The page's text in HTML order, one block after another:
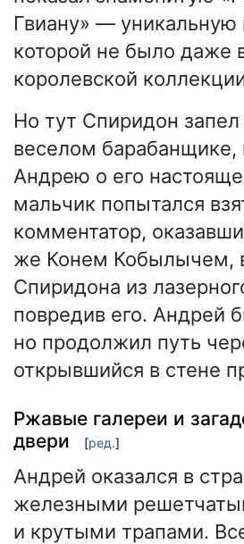
Гвиану» — уникальную
которой не было даже
королевской
Но тут Спиридон
веселом барабанщике,
Андрею о его
мальчик попытался
комментатор,
же Конем Кобылычем,
Спиридона из
повредив его. Андрей
но продолжил путь
открывшийся в стене
Ржавые галереи и
двери
[ред.]
Андрей оказался в
железными
и крутыми трапами.